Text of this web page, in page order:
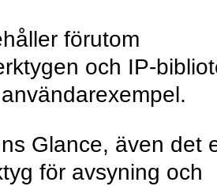
förutom
och IP-
Glance, även det
för avsyning och